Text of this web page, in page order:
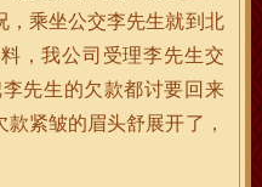
，乘坐公交李先生就到北
，我公司受理李先生交
先生的欠款都讨要回来
紧皱的眉头舒展开了，